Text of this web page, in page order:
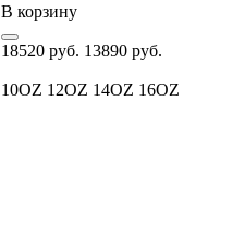
В корзину
18520 руб. 13890 руб.
10OZ 12OZ 14OZ 16OZ